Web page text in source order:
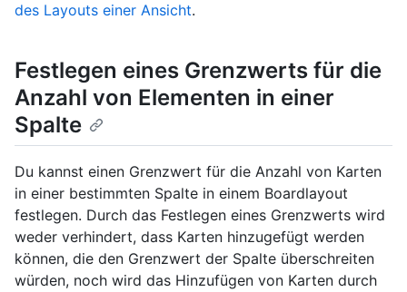
des Layouts einer Ansicht.
Festlegen eines Grenzwerts für die
Anzahl von Elementen in einer
Spalte
Du kannst einen Grenzwert für die Anzahl von Karten
in einer bestimmten Spalte in einem Boardlayout
festlegen. Durch das Festlegen eines Grenzwerts wird
weder verhindert, dass Karten hinzugefügt werden
können, die den Grenzwert der Spalte überschreiten
würden, noch wird das Hinzufügen von Karten durch